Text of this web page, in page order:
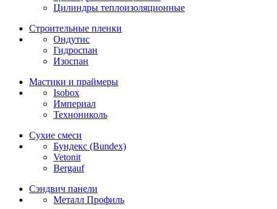
Цилиндры теплоизоляционные
Строительные пленки
Ондутис
Гидроспан
Изоспан
Мастики и праймеры
Isobox
Империал
Технониколь
Сухие смеси
Бундекс (Bundex)
Vetonit
Bergauf
Сэндвич панели
Металл Профиль